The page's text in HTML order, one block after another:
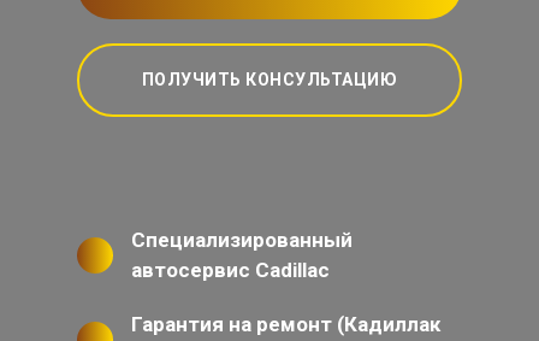
ПОЛУЧИТЬ КОНСУЛЬТАЦИЮ
Специализированный
автосервис Cadillac
Гарантия на ремонт (Кадиллак